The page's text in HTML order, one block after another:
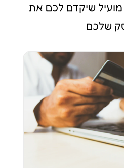
שיקדם לכם את
שלכם